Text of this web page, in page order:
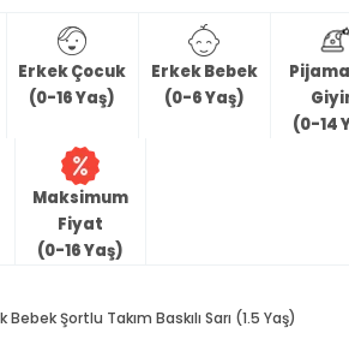
Erkek Çocuk
(0-16 Yaş)
Erkek Bebek
(0-6 Yaş)
(0-14
Maksimum
Fiyat
(0-16 Yaş)
Bebek Şortlu Takım Baskılı Sarı (1.5 Yaş)